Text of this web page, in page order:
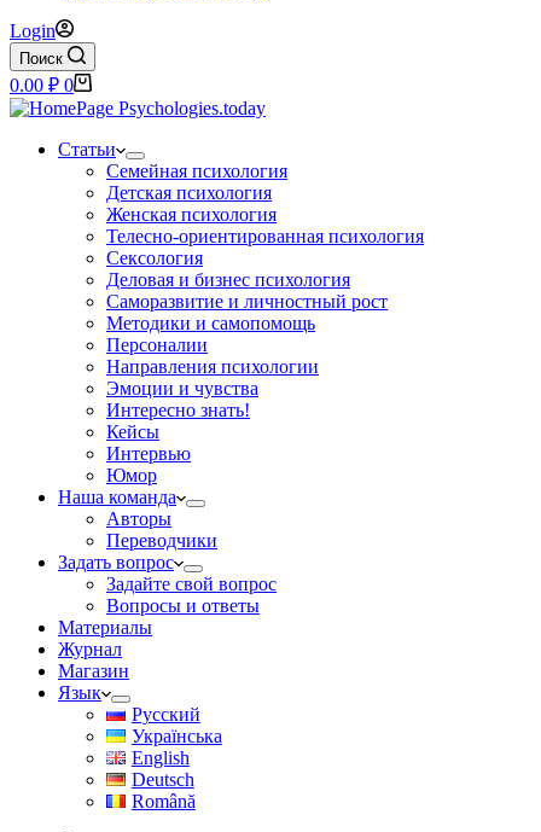
Login
Поиск
Корзина
0.00 ₽ 0
Статьи
Семейная психология
Детская психология
Женская психология
Телесно-ориентированная психология
Сексология
Деловая и бизнес психология
Саморазвитие и личностный рост
Методики и самопомощь
Персоналии
Направления психологии
Эмоции и чувства
Интересно знать!
Кейсы
Интервью
Юмор
Наша команда
Авторы
Переводчики
Задать вопрос
Задайте свой вопрос
Вопросы и ответы
Материалы
Журнал
Магазин
Язык
Русский
Українська
English
Deutsch
Română